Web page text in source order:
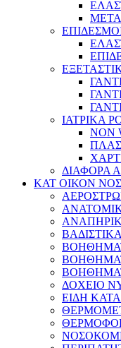
ΙΑΤΡΙΚΑ
NON
ΔΙΑΦΟΡΑ
ΚΑΤ ΟΙΚΟΝ
ΒΑΔΙΣΤΙΚΑ
ΔΟΧΕΙΟ
ΕΙΔΗ